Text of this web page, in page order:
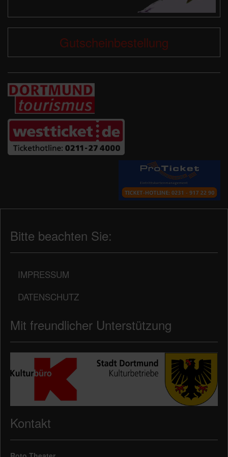
Gutscheinbestellung
Bitte beachten Sie:
IMPRESSUM
DATENSCHUTZ
Mit freundlicher Unterstützung
Kontakt